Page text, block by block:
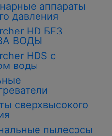
аппараты
давления
HD БЕЗ
ВОДЫ
HDS с
воды
сверхвысокого
пылесосы